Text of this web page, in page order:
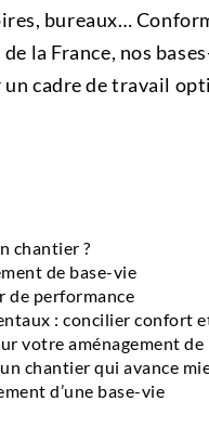
bureaux…
la France, nos
un cadre de travail
chantier ?
de base-vie
de performance
: concilier confort
votre aménagement de
chantier qui avance
d’une base-vie